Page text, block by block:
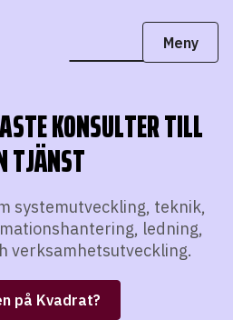
KONSULTER TILL
TJÄNST
systemutveckling, teknik,
ledning,
verksamhetsutveckling.
på Kvadrat?